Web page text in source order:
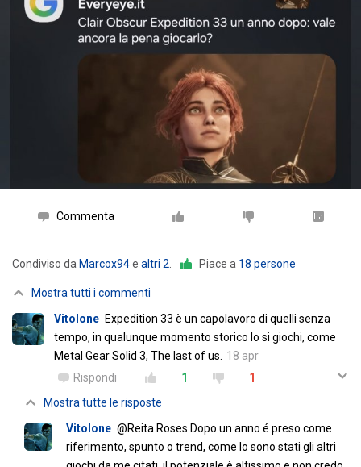
Commenta
Condiviso da Marcox94e altri 2 Piace a 18 persone
Mostra tutti i commenti
Vitolone Expedition 33 è un capolavoro di quelli senza
tempo, in qualunque momento storico lo si giochi, come
Metal Gear Solid 3, The last of us.
18 apr
Rispondi
1
1
Mostra tutte le risposte
Vitolone @Reita.Roses Dopo un anno é preso come
riferimento, spunto o trend, come lo sono stati gli altri